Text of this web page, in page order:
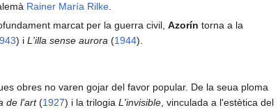
Rainer María Rilke.
marcat per la guerra civil,Azorín torna a la
) iL'illa sense aurora (1944).
obres no varen gojar del favor popular. De la seua ploma
de l'art(1927) i la trilogia L'invisible , vinculada a l'estètica del